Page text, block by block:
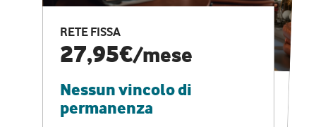
RETE FISSA
27,95€/mese
Nessun vincolo di
permanenza
CASA PRO
Internet veloce e
vantaggi speciali
RETE FISSA + VODAFONE CLUB
29,95€